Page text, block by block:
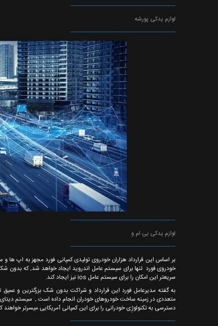
------------------------------------------------------
لوازم یدکی پورشه
------------------------------------------------------
------------------------------------------------------
لوازم یدکی بی ام و
------------------------------------------------------
سریعتر این امکان را برای سیستم عامل ios نیز ایجاد کند.
به گفته مدیرعامل فورد این قرارداد و شراکت بدون شک بزرگترین و
دسترسی به تکنولوژِی خودرانی را برای این کمپانی آمریکایی میسرتر خواهند
------------------------------------------------------